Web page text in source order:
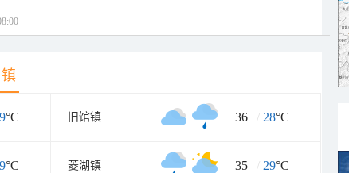
°C 旧馆镇 36 / 28°C
°C 菱湖镇 35 / 29°C